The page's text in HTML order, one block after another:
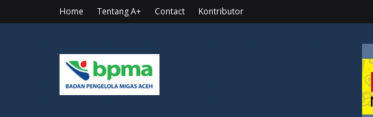
Home Tentang A+ Contact Kontributor